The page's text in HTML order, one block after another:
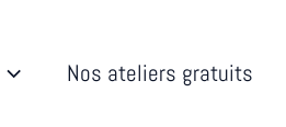
Nos ateliers gratuits